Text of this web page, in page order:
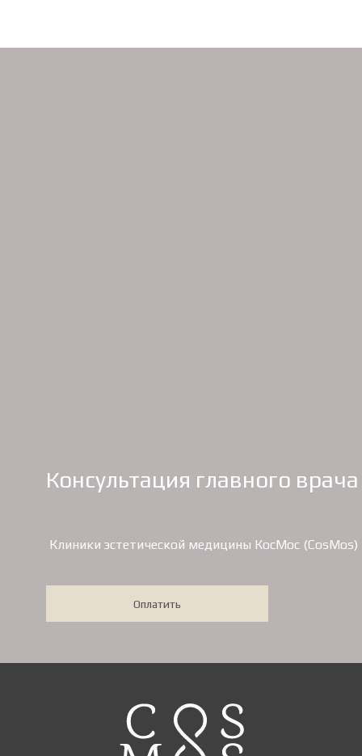
Оплатить
Клиники эстетической медицины КосМос (CosMos)
Консультация главного врача